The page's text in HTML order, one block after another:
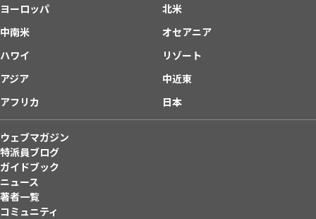
ヨーロッパ
北米
中南米
オセアニア
ハワイ
リゾート
アジア
中近東
アフリカ
日本
ウェブマガジン
特派員ブログ
ガイドブック
ニュース
著者一覧
コミュニティ